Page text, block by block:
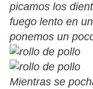
picamos los
fuego lento en
ponemos un
Mientras se